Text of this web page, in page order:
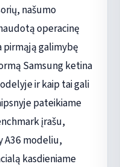
našumo
operacinę
pirmąją galimybę
Samsung ketina
ir kaip tai gali
pateikiame
įrašu,
A36 modeliu,
kasdieniame